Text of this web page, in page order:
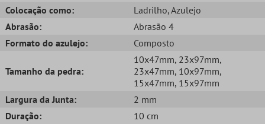
Colocação como:
Ladrilho, Azulejo
Abrasão:
Abrasão 4
Formato do azulejo:
Composto
Tamanho da pedra:
10x47mm, 23x97mm,
23x47mm, 10x97mm,
15x47mm, 15x97mm
Largura da Junta:
2 mm
Duração:
10 cm